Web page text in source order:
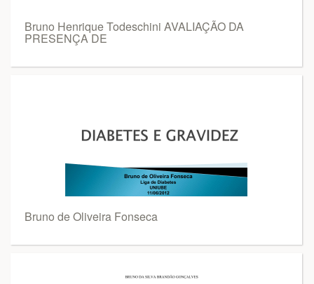
Bruno Henrique Todeschini AVALIAÇÃO DA
PRESENÇA DE
Bruno de Oliveira Fonseca